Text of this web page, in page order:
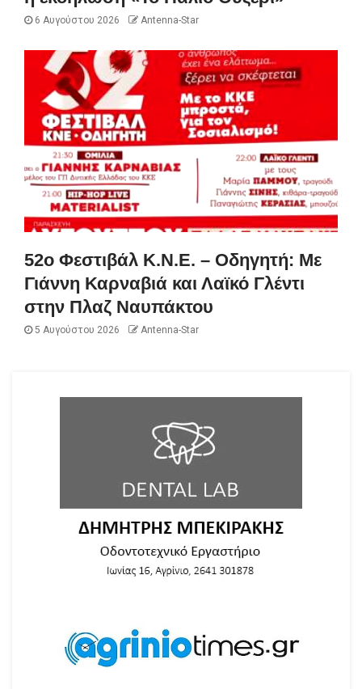
6 Αυγούστου 2026 Antenna-Star
52ο Φεστιβάλ Κ.Ν.Ε. – Οδηγητή: Με
Γιάννη Καρναβιά και Λαϊκό Γλέντι
στην Πλαζ Ναυπάκτου
5 Αυγούστου 2026 Antenna-Star